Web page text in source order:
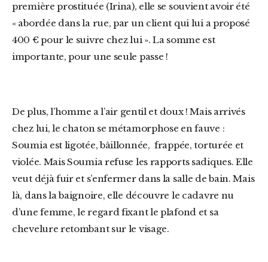
première prostituée (Irina), elle se souvient avoir été
« abordée dans la rue, par un client qui lui a proposé
400 € pour le suivre chez lui ». La somme est
importante, pour une seule passe !
De plus, l’homme a l’air gentil et doux !Mais arrivés
chez lui, le chaton se métamorphose en fauve :
Soumia est ligotée, bâillonnée, frappée, torturée et
violée. Mais Soumia refuse les rapports sadiques. Elle
veut déjà fuir et s’enfermer dans la salle de bain. Mais
là, dans la baignoire, elle découvre le cadavre nu
d’une femme, le regard fixant le plafond et sa
chevelure retombant sur le visage.